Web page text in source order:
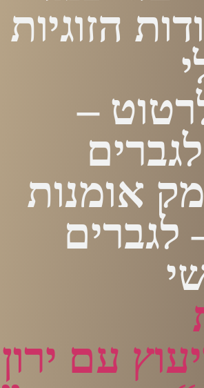
הזוגיות
–
אומנות
לגברים
עם ירון